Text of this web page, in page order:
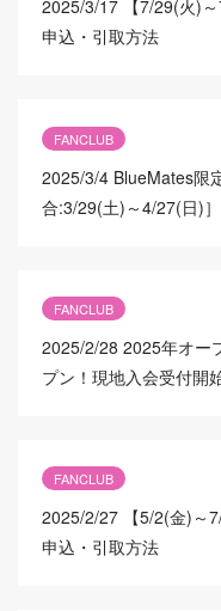
2025/3/17 【7/29(火)
申込・引取方法
FANCLUB
2025/3/4 BlueMates限
合:3/29(土)～4/27(日)］
FANCLUB
2025/2/28 2025年オー
プン！現地入会受付開
FANCLUB
2025/2/27 【5/2(金)～
申込・引取方法